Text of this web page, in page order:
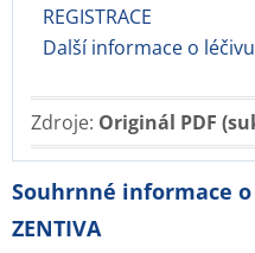
REGISTRACE
Další informace o léčivu
Zdroje: Originál PDF
Souhrnné informace o
ZENTIVA